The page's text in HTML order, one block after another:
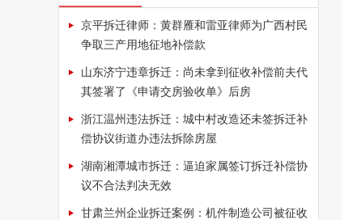
京平拆迁律师：黄群雁和雷亚律师为广西村民
争取三产用地征地补偿款
山东济宁违章拆迁：尚未拿到征收补偿前夫代
其签署了《申请交房验收单》后房
浙江温州违法拆迁：城中村改造还未签拆迁补
偿协议街道办违法拆除房屋
湖南湘潭城市拆迁：逼迫家属签订拆迁补偿协
议不合法判决无效
甘肃兰州企业拆迁案例：机件制造公司被征收